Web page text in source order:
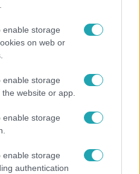
enable storage
on web or
enable storage
website or app.
enable storage
enable storage
authentication
a